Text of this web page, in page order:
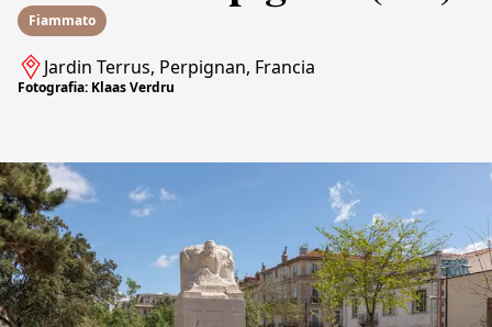
Fiammato
Jardin Terrus, Perpignan, Francia
Fotografia: Klaas Verdru